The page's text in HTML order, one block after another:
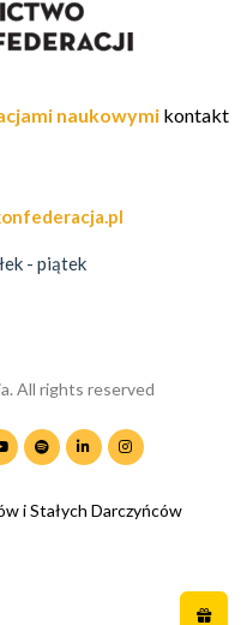
naukowymi kontakt
- piątek
All rights reserved
i Stałych Darczyńców